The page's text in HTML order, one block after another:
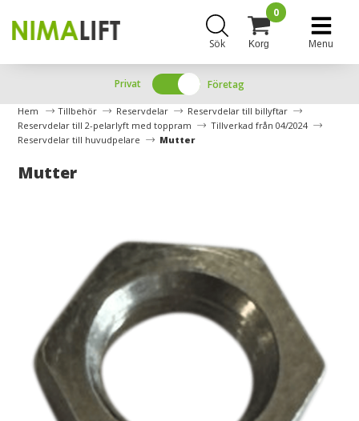
Sök Korg
0
Menu
Privat Företag
Hem Tillbehör Reservdelar
Reservdelar till billyftar
Reservdelar till 2-pelarlyft med toppram
Tillverkad från 04/2024
Reservdelar till huvudpelare
Mutter
Mutter